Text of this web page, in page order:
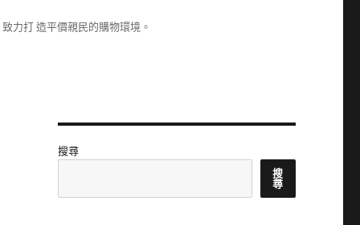
力打 造平價親民的購物環境。
搜尋
搜
尋